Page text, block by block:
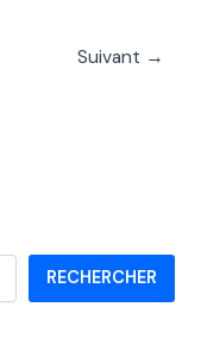
Suivant →
RECHERCHER